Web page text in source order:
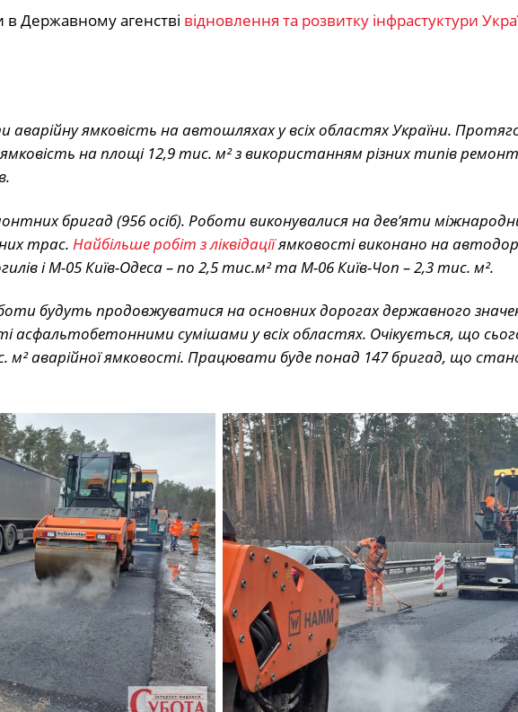
в Державному агенстві відновлення та розвитку інфрастуктури
аварійну ямковість на автошляхах у всіх областях України.
ямковість на площі 12,9 тис. м² з використанням різних типів
бригад (956 осіб). Роботи виконувалися на дев’яти
трас. Найбільше робіт з ліквідаціїямковості виконано на
і М-05 Київ-Одеса – по 2,5 тис.м² та М-06 Київ-Чоп – 2,3 тис. м².
будуть продовжуватися на основних дорогах державного
асфальтобетонними сумішами у всіх областях. Очікується, що
м² аварійної ямковості. Працювати буде понад 147 бригад, що